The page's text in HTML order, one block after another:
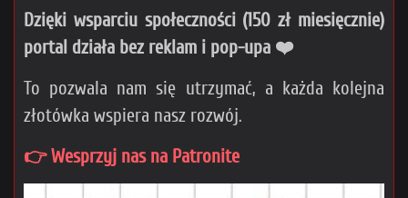
Dzięki wsparciu społeczności (150 zł miesięcznie)
portal działa bez reklam i pop-upa ❤️
To pozwala nam się utrzymać, a każda kolejna
złotówka wspiera nasz rozwój.
👉 Wesprzyj nas na Patronite